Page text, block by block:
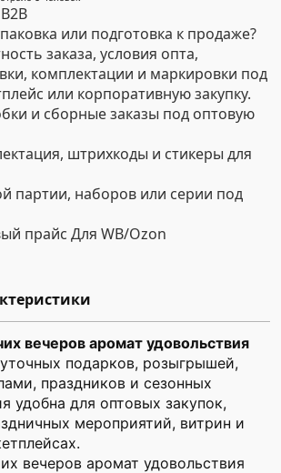
или подготовка к продаже?
заказа, условия опта,
комплектации и маркировки под
или корпоративную закупку.
и сборные заказы под оптовую
штрихкоды и стикеры для
партии, наборов или серии под
прайс Для WB/Ozon
вечеров аромат удовольствия
подарков, розыгрышей,
праздников и сезонных
удобна для оптовых закупок,
мероприятий, витрин и
вечеров аромат удовольствия